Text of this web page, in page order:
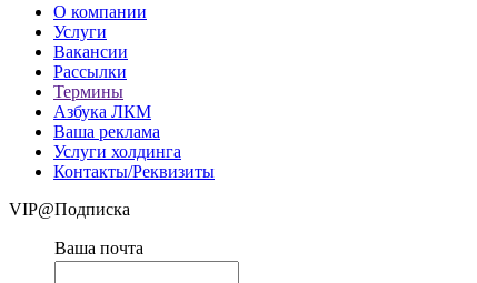
О компании
Услуги
Вакансии
Рассылки
Термины
Азбука ЛКМ
Ваша реклама
Услуги холдинга
Контакты/Реквизиты
VIP@Подписка
Ваша почта